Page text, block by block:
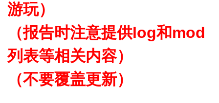
游玩）
（报告时注意提供log和mod
列表等相关内容）
（不要覆盖更新）